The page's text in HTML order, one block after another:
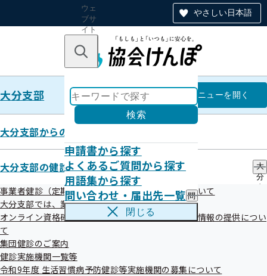
やさしい日本語
ウェ
ブサ
イト
のナ
ン
キーワードで探す
検索
申請書から探す
よくあるご質問から探す
用語集から探す
問い合わせ・届出先一覧 問
い
出
閉じる
大分支部 大分支部
メニューを開く
大分支部からのお知らせ
大分支部の健診・保健指導のご案内
大
分
健
事業者健診（定期健康診断）データの提供方法について
大分支部では、業務の一部を外部委託しています
オンライン資格確認等システムによる特定健康診査情報の提供につい
て
集団健診のご案内
健診実施機関一覧等
令和9年度 生活習慣病予防健診等実施機関の募集について
大分支部からのお知らせ
最新のお知らせ